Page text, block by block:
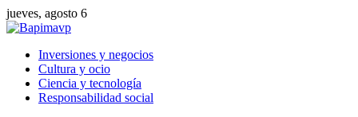
jueves, agosto 6
Inversiones y negocios
Cultura y ocio
Ciencia y tecnología
Responsabilidad social